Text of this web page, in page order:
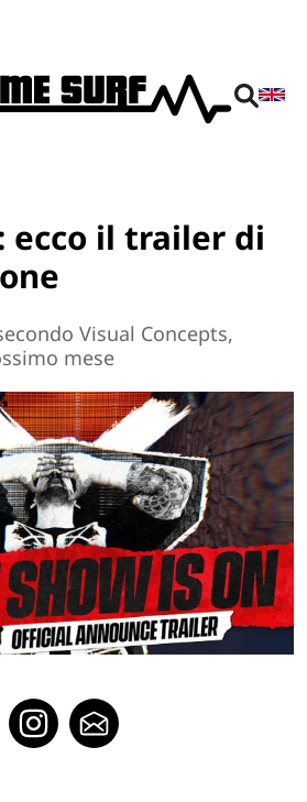
ecco il trailer di
Visual Concepts,
mese